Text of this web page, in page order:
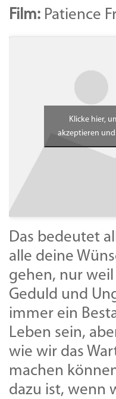
Film: Patience
Klicke hier,
akzeptieren
Das bedeutet
alle deine
gehen, nur
Geduld und
immer ein
Leben sein,
wie wir das
machen
dazu ist, wenn